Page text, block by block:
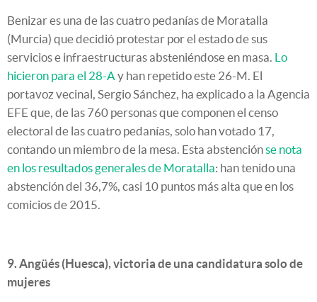
Benizar es una de las cuatro pedanías de Moratalla
(Murcia) que decidió protestar por el estado de sus
servicios e infraestructuras absteniéndose en masa. Lo
hicieron para el 28-A y han repetido este 26-M. El
portavoz vecinal, Sergio Sánchez, ha explicado a la Agencia
EFE que, de las 760 personas que componen el censo
electoral de las cuatro pedanías, solo han votado 17,
contando un miembro de la mesa. Esta abstenciónse nota
en los resultados generales de Moratalla: han tenido una
abstención del 36,7%, casi 10 puntos más alta que en los
comicios de 2015.
9. Angüés (Huesca), victoria de una candidatura solo de
mujeres